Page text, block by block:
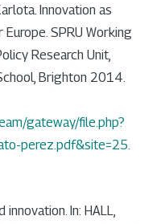
Innovation as
SPRU Working
Research Unit,
Brighton 2014.
gateway/file.php?
perez.pdf&site=25.
In: HALL,